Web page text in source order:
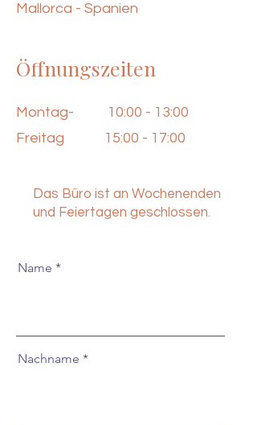
Mallorca - Spanien
Öffnungszeiten
Montag-
Freitag
10:00 - 13:00
15:00 - 17:00
Das Büro ist an Wochenenden
und Feiertagen geschlossen.
Name
Nachname